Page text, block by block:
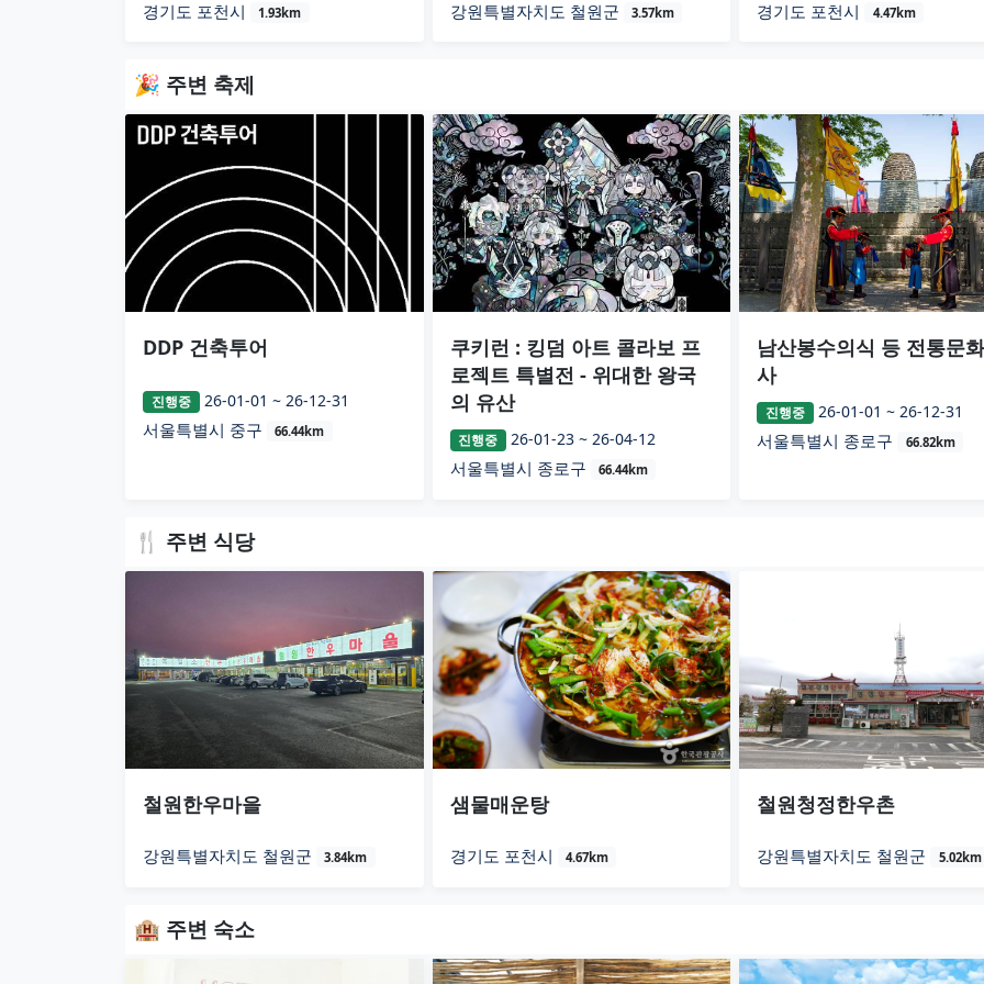
경기도 포천시 1.93km 강원특별자치도 철원군 3.57km 경기도 포천시 4.47km
🎉 주변 축제
DDP 건축투어
진행중 26-01-01 ~ 26-12-31
서울특별시 중구 66.44km
쿠키런 : 킹덤 아트 콜라보 프
로젝트 특별전 - 위대한 왕국
의 유산
진행중 26-01-23 ~ 26-04-12
서울특별시 종로구 66.44km
남산봉수의식 등 전통문
사
진행중 26-01-01 ~ 26-12-31
서울특별시 종로구 66.82km
🍴 주변 식당
철원한우마을
강원특별자치도 철원군 3.84km
샘물매운탕
경기도 포천시 4.67km
철원청정한우촌
강원특별자치도 철원군 5.02km
🏨 주변 숙소